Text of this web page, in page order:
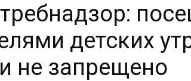
детских
не запрещено